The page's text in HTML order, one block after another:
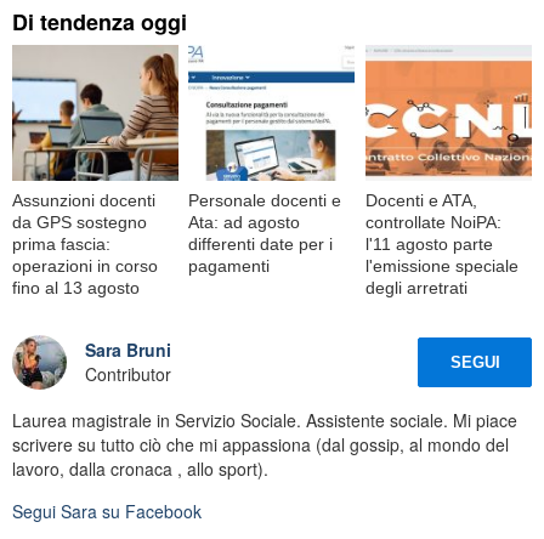
Di tendenza oggi
Assunzioni docenti
da GPS sostegno
prima fascia:
operazioni in corso
fino al 13 agosto
Personale docenti e
Ata: ad agosto
differenti date per i
pagamenti
Docenti e ATA,
controllate NoiPA:
l'11 agosto parte
l'emissione speciale
degli arretrati
Sara Bruni
Contributor
SEGUI
Laurea magistrale in Servizio Sociale. Assistente sociale. Mi piace
scrivere su tutto ciò che mi appassiona (dal gossip, al mondo del
lavoro, dalla cronaca , allo sport).
Segui Sara su Facebook